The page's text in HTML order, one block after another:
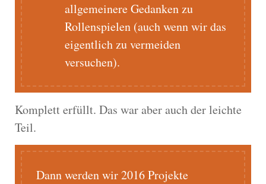
allgemeinere Gedanken zu
Rollenspielen (auch wenn wir das
eigentlich zu vermeiden
versuchen).
Komplett erfüllt. Das war aber auch der leichte
Teil.
Dann werden wir 2016 Projekte